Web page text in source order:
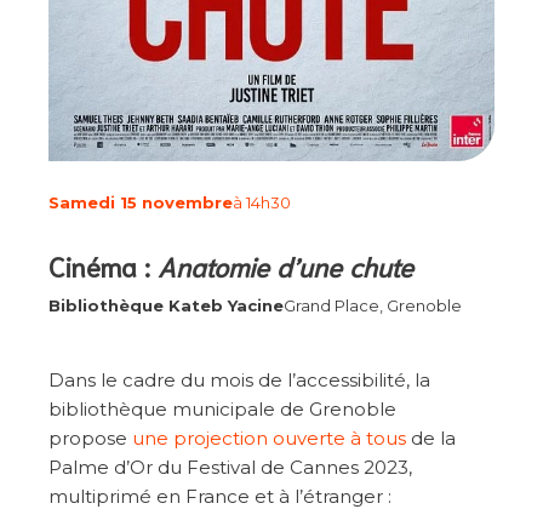
Samedi 15 novembreà 14h30
Cinéma : Anatomie d’une chute
Bibliothèque Kateb YacineGrand Place, Grenoble
Dans le cadre du mois de l’accessibilité, la
bibliothèque municipale de Grenoble
propose une projection ouverte à tous de la
Palme d’Or du Festival de Cannes 2023,
multiprimé en France et à l’étranger :